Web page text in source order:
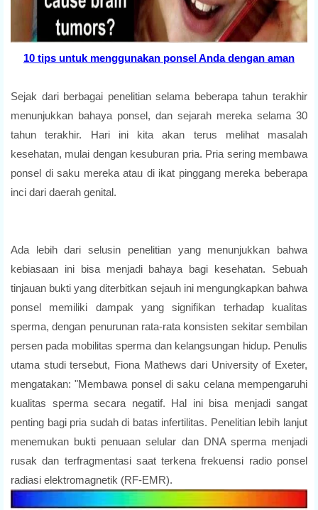
10 tips untuk menggunakan ponsel Anda dengan aman
Sejak dari berbagai penelitian selama beberapa tahun terakhir
menunjukkan bahaya ponsel, dan sejarah mereka selama 30
tahun terakhir. Hari ini kita akan terus melihat masalah
kesehatan, mulai dengan kesuburan pria. Pria sering membawa
ponsel di saku mereka atau di ikat pinggang mereka beberapa
inci dari daerah genital.
Ada lebih dari selusin penelitian yang menunjukkan bahwa
kebiasaan ini bisa menjadi bahaya bagi kesehatan. Sebuah
tinjauan bukti yang diterbitkan sejauh ini mengungkapkan bahwa
ponsel memiliki dampak yang signifikan terhadap kualitas
sperma, dengan penurunan rata-rata konsisten sekitar sembilan
persen pada mobilitas sperma dan kelangsungan hidup. Penulis
utama studi tersebut, Fiona Mathews dari University of Exeter,
mengatakan: "Membawa ponsel di saku celana mempengaruhi
kualitas sperma secara negatif. Hal ini bisa menjadi sangat
penting bagi pria sudah di batas infertilitas. Penelitian lebih lanjut
menemukan bukti penuaan selular dan DNA sperma menjadi
rusak dan terfragmentasi saat terkena frekuensi radio ponsel
radiasi elektromagnetik (RF-EMR).